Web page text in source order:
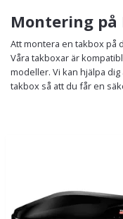
Montering på
Att montera en takbox på
Våra takboxar är
modeller. Vi kan hjälpa
takbox så att du får en